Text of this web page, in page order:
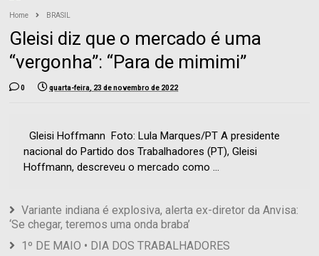
Home BRASIL
Gleisi diz que o mercado é uma
“vergonha”: “Para de mimimi”
0 quarta-feira, 23 de novembro de 2022
Gleisi Hoffmann Foto: Lula Marques/PT A presidente
nacional do Partido dos Trabalhadores (PT), Gleisi
Hoffmann, descreveu o mercado como ...
Variante indiana é explosiva, alerta ex-diretor da Anvisa:
‘Se chegar, teremos uma onda braba’
1º DE MAIO • DIA DOS TRABALHADORES